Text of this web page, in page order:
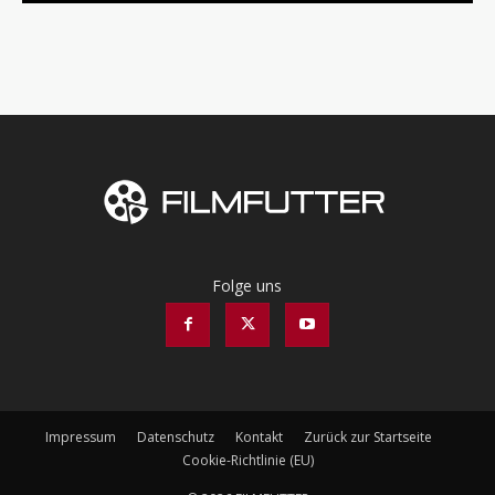
Folge uns
Impressum Datenschutz Kontakt
Zurück zur Startseite
Cookie-Richtlinie (EU)